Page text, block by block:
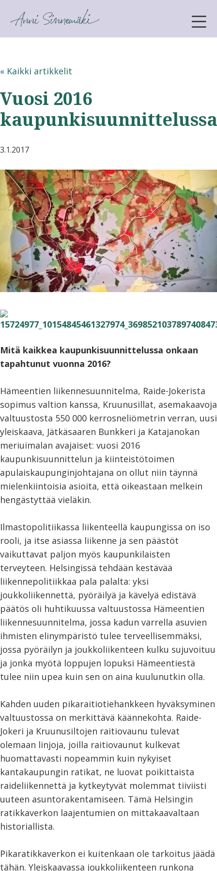
ANNI SINNEMÄKI
« Kaikki artikkelit
Vuosi 2016
kaupunkisuunnittelussa
3.1.2017
Mitä kaikkea kaupunkisuunnittelussa onkaan
tapahtunut vuonna 2016?
Hämeentien liikennesuunnitelma, Raide-Jokerista
sopimus valtion kanssa, Kruunusillat, asemakaavoja
valtuustosta 550 000 kerrosneliömetrin verran, uusi
yleiskaava, Jätkäsaaren Bunkkeri ja Katajanokan
meriuimalan avajaiset: vuosi 2016
kaupunkisuunnittelun ja kiinteistötoimen
apulaiskaupunginjohtajana on ollut niin täynnä
mielenkiintoisia asioita, että oikeastaan melkein
hengästyttää vieläkin.
Ilmastopolitiikassa liikenteellä kaupungissa on iso
rooli, ja itse asiassa liikenne ja sen päästöt
vaikuttavat paljon myös kaupunkilaisten
terveyteen. Helsingissä tehdään kestävää
liikennepolitiikkaa pala palalta: yksi
joukkoliikennettä, pyöräilyä ja kävelyä edistävä
päätös oli huhtikuussa valtuustossa Hämeentien
liikennesuunnitelma, jossa kadun varrella asuvien
ihmisten elinympäristö tulee terveellisemmäksi,
jossa pyöräilyn ja joukkoliikenteen kulku sujuvoituu
ja jonka myötä loppujen lopuksi Hämeentiestä
tulee niin upea kuin sen on aina kuulunutkin olla.
Kahden uuden pikaraitiotiehankkeen hyväksyminen
valtuustossa on merkittävä käännekohta. Raide-
Jokeri ja Kruunusiltojen raitiovaunu tulevat
olemaan linjoja, joilla raitiovaunut kulkevat
huomattavasti nopeammin kuin nykyiset
kantakaupungin ratikat, ne luovat poikittaista
raideliikennettä ja kytkeytyvät molemmat tiiviisti
uuteen asuntorakentamiseen. Tämä Helsingin
ratikkaverkon laajentumien on mittakaavaltaan
historiallista.
Pikaratikkaverkon ei kuitenkaan ole tarkoitus jäädä
tähän. Yleiskaavassa joukkoliikenteen runkona